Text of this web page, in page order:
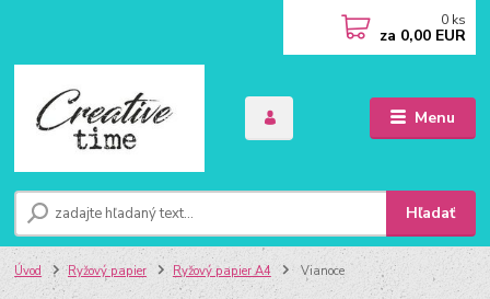
Menu
Hľadať
0 ks
za 0,00 EUR
Úvod Ryžový papier Ryžový papier A4 Vianoce